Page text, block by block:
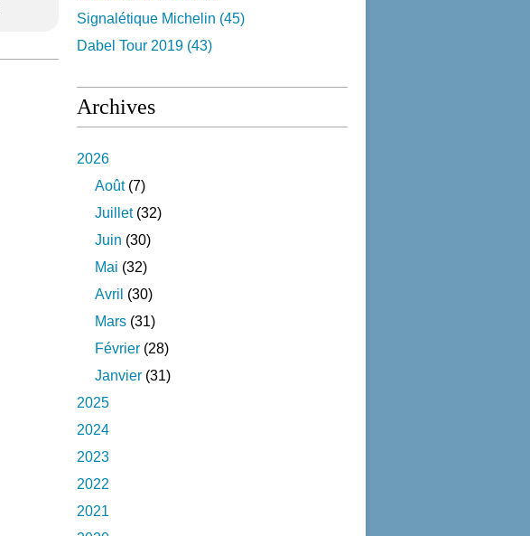
Signalétique Michelin (45)
Dabel Tour 2019 (43)
Archives
2026
Août(7)
Juillet(32)
Juin (30)
Mai (32)
Avril (30)
Mars (31)
Février (28)
Janvier (31)
2025
2024
2023
2022
2021